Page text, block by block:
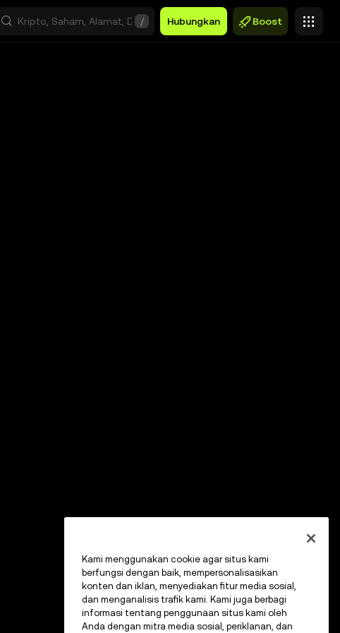
/ Hubungkan Boost
Kami menggunakan cookie agar situs kami
berfungsi dengan baik, mempersonalisasikan
konten dan iklan, menyediakan fitur media sosial,
dan menganalisis trafik kami. Kami juga berbagi
informasi tentang penggunaan situs kami oleh
Anda dengan mitra media sosial, periklanan, dan